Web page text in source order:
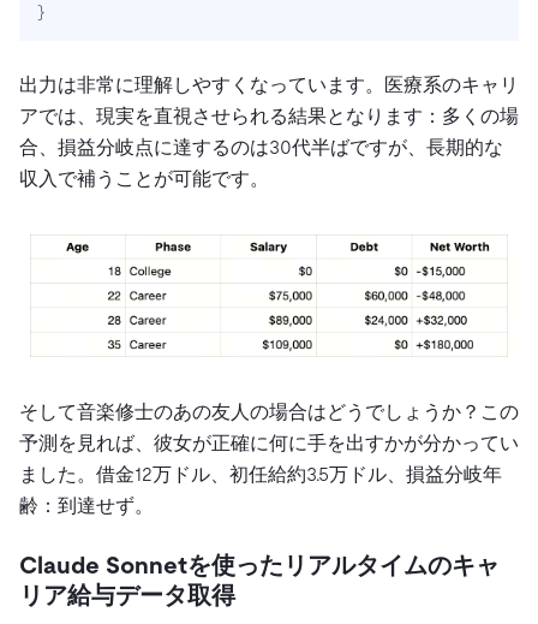
}
出力は非常に理解しやすくなっています。医療系のキャリ
アでは、現実を直視させられる結果となります：多くの場
合、損益分岐点に達するのは30代半ばですが、長期的な
収入で補うことが可能です。
そして音楽修士のあの友人の場合はどうでしょうか？この
予測を見れば、彼女が正確に何に手を出すかが分かってい
ました。借金12万ドル、初任給約3.5万ドル、損益分岐年
齢：到達せず。
Claude Sonnetを使ったリアルタイムのキャ
リア給与データ取得